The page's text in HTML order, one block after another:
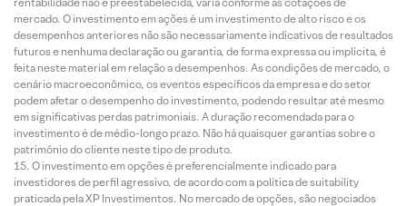
mercado. O investimento em ações é um investimento de alto risco e os
desempenhos anteriores não são necessariamente indicativos de resultados
futuros e nenhuma declaração ou garantia, de forma expressa ou implícita, é
feita neste material em relação a desempenhos. As condições de mercado, o
cenário macroeconômico, os eventos específicos da empresa e do setor
podem afetar o desempenho do investimento, podendo resultar até mesmo
em significativas perdas patrimoniais. A duração recomendada para o
investimento é de médio-longo prazo. Não há quaisquer garantias sobre o
patrimônio do cliente neste tipo de produto.
O investimento em opções é preferencialmente indicado para
investidores de perfil agressivo, de acordo com a política de suitability
praticada pela XP Investimentos. No mercado de opções, são negociados